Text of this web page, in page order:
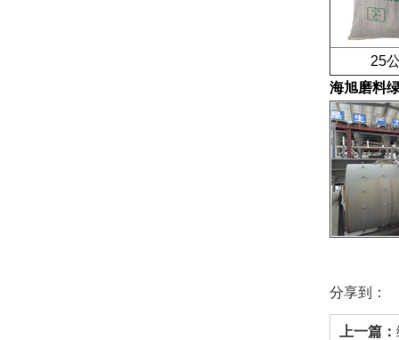
25公
海旭磨料
分享到：
上一篇：